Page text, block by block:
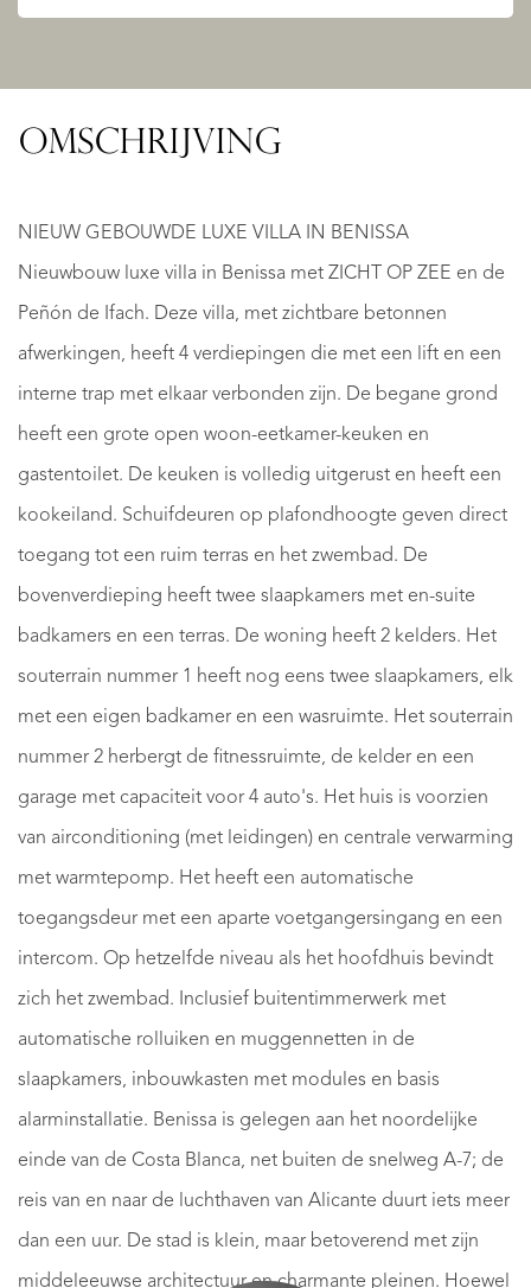
OMSCHRIJVING
NIEUW GEBOUWDE LUXE VILLA IN BENISSA
Nieuwbouw luxe villa in Benissa met ZICHT OP ZEE en de
Peñón de Ifach. Deze villa, met zichtbare betonnen
afwerkingen, heeft 4 verdiepingen die met een lift en een
interne trap met elkaar verbonden zijn. De begane grond
heeft een grote open woon-eetkamer-keuken en
gastentoilet. De keuken is volledig uitgerust en heeft een
kookeiland. Schuifdeuren op plafondhoogte geven direct
toegang tot een ruim terras en het zwembad. De
bovenverdieping heeft twee slaapkamers met en-suite
badkamers en een terras. De woning heeft 2 kelders. Het
souterrain nummer 1 heeft nog eens twee slaapkamers, elk
met een eigen badkamer en een wasruimte. Het souterrain
nummer 2 herbergt de fitnessruimte, de kelder en een
garage met capaciteit voor 4 auto's. Het huis is voorzien
van airconditioning (met leidingen) en centrale verwarming
met warmtepomp. Het heeft een automatische
toegangsdeur met een aparte voetgangersingang en een
intercom. Op hetzelfde niveau als het hoofdhuis bevindt
zich het zwembad. Inclusief buitentimmerwerk met
automatische rolluiken en muggennetten in de
slaapkamers, inbouwkasten met modules en basis
alarminstallatie. Benissa is gelegen aan het noordelijke
einde van de Costa Blanca, net buiten de snelweg A-7; de
reis van en naar de luchthaven van Alicante duurt iets meer
dan een uur. De stad is klein, maar betoverend met zijn
middeleeuwse architectuur en charmante pleinen. Hoewel